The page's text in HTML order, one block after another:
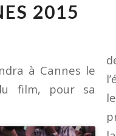
2015
à Cannes le
film, pour sa